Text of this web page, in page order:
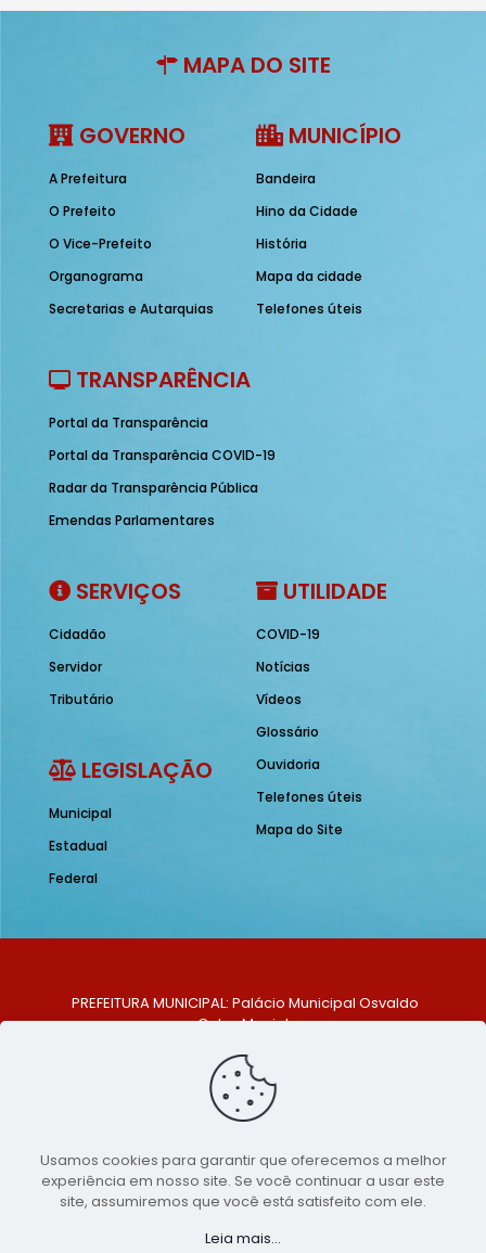
MAPA DO SITE
GOVERNO
A Prefeitura
O Prefeito
O Vice-Prefeito
Organograma
Secretarias e Autarquias
MUNICÍPIO
Bandeira
Hino da Cidade
História
Mapa da cidade
Telefones úteis
TRANSPARÊNCIA
Portal da Transparência
Portal da Transparência COVID-19
Radar da Transparência Pública
Emendas Parlamentares
SERVIÇOS
Cidadão
Servidor
Tributário
LEGISLAÇÃO
Municipal
Estadual
Federal
UTILIDADE
COVID-19
Notícias
Vídeos
Glossário
Ouvidoria
Telefones úteis
Mapa do Site
PREFEITURA MUNICIPAL: Palácio Municipal Osvaldo
Celso Maciel
Centro, São Bento do Una - PE. CEP: 553370-128
TELEFONE: (81) 99548-1569
E-MAIL: ouvidoria@saobentodouna.pe.gov.br
Copyright 2021-2026 - Assessoria de Comunicação da
Prefeitura de São Bento do Una - PE
Usamos cookies para garantir que oferecemos a melhor
experiência em nosso site. Se você continuar a usar este
site, assumiremos que você está satisfeito com ele.
Leia mais...